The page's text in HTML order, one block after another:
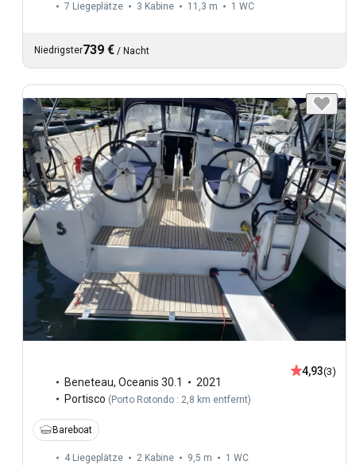
7 Liegeplätze 3 Kabine 11,3 m 1 WC
Niedrigster739 € / Nacht
Beneteau, Oceanis 30.1
2021
Portisco (Porto Rotondo : 2,8 km entfernt)
4,93(3)
Bareboat
4 Liegeplätze 2 Kabine 9,5 m 1 WC